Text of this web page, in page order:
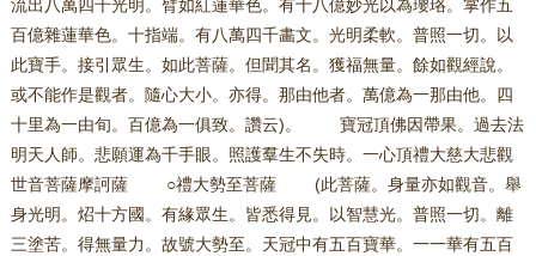
流出八萬四千光明。臂如紅蓮華色。有十八億妙光以為瓔珞。掌作五
百億雜蓮華色。十指端。有八萬四千畵文。光明柔軟。普照一切。以
此寶手。接引眾生。如此菩薩。但聞其名。獲福無量。餘如觀經說。
或不能作是觀者。隨心大小。亦得。那由他者。萬億為一那由他。四
十里為一由旬。百億為一俱致。讚云)。 寶冠頂佛因帶果。過去法
明天人師。悲願運為千手眼。照護羣生不失時。一心頂禮大慈大悲觀
世音菩薩摩訶薩 ○禮大勢至菩薩 (此菩薩。身量亦如觀音。舉
身光明。炤十方國。有緣眾生。皆悉得見。以智慧光。普照一切。離
三塗苦。得無量力。故號大勢至。天冠中有五百寶華。一一華有五百